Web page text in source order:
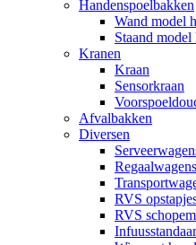
Handenspoelbakken
Wand model
Staand model
Kranen
Kraan
Sensorkraan
Afvalbakken
Diversen
Regaalwagens
RVS
RVS